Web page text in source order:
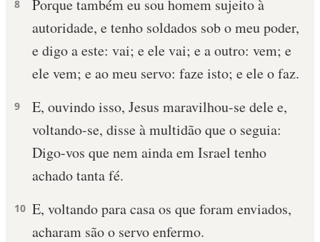
8
Porque também eu sou homem sujeito à
autoridade, e tenho soldados sob o meu poder,
e digo a este: vai; e ele vai; e a outro: vem; e
ele vem; e ao meu servo: faze isto; e ele o faz.
9
E, ouvindo isso, Jesus maravilhou-se dele e,
voltando-se, disse à multidão que o seguia:
Digo-vos que nem ainda em Israel tenho
achado tanta fé.
10 E, voltando para casa os que foram enviados,
acharam são o servo enfermo.